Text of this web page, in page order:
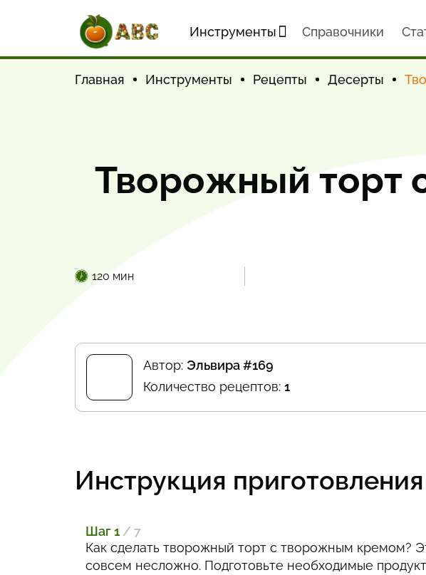
Инструменты Cправочники
Главная Инструменты Рецепты Десерты
Творожный торт
120 мин
Автор: Эльвира #169
Количество рецептов: 1
Инструкция приготовления
Шаг 1 / 7
Как сделать творожный торт с творожным кремом?
совсем несложно. Подготовьте необходимые